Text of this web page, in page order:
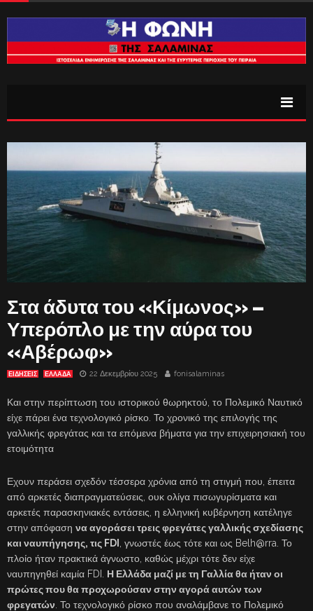
Στα άδυτα του «Κίμωνος» –
Υπερόπλο με την αύρα του
«Αβέρωφ»
ΕΙΔΗΣΕΙΣ ΕΛΛΑΔΑ 22 Δεκεμβρίου 2025 fonisalaminas
Και στην περίπτωση του ιστορικού θωρηκτού, το Πολεμικό Ναυτικό
είχε πάρει ένα τεχνολογικό ρίσκο. Το χρονικό της επιλογής της
γαλλικής φρεγάτας και τα επόμενα βήματα για την επιχειρησιακή του
ετοιμότητα
Εχουν περάσει σχεδόν τέσσερα χρόνια από τη στιγμή που, έπειτα
από αρκετές διαπραγματεύσεις, ουκ ολίγα πισωγυρίσματα και
αρκετές παρασκηνιακές εντάσεις, η ελληνική κυβέρνηση κατέληγε
στην απόφαση να αγοράσει τρεις φρεγάτες γαλλικής σχεδίασης
και ναυπήγησης, τις FDI , γνωστές έως τότε και ως Belh@rra. Το
πλοίο ήταν πρακτικά άγνωστο, καθώς μέχρι τότε δεν είχε
ναυπηγηθεί καμία FDI. Η Ελλάδα μαζί με τη Γαλλία θα ήταν οι
πρώτες που θα προχωρούσαν στην αγορά αυτών των
φρεγατών . Το τεχνολογικό ρίσκο που αναλάμβανε το Πολεμικό